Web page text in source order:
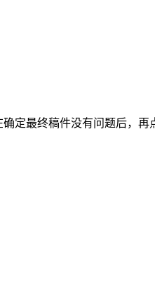
最终稿件没有问题后，再